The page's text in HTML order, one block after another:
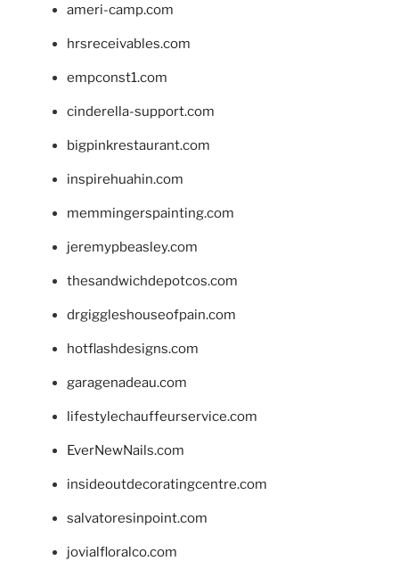
ameri-camp.com
hrsreceivables.com
empconst1.com
cinderella-support.com
bigpinkrestaurant.com
inspirehuahin.com
memmingerspainting.com
jeremypbeasley.com
thesandwichdepotcos.com
drgiggleshouseofpain.com
hotflashdesigns.com
garagenadeau.com
lifestylechauffeurservice.com
EverNewNails.com
insideoutdecoratingcentre.com
salvatoresinpoint.com
jovialfloralco.com